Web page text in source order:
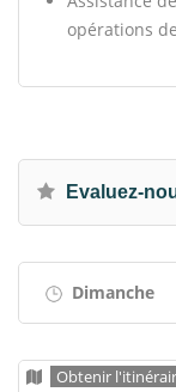
opérations
Evaluez-
Dimanche
Obtenir